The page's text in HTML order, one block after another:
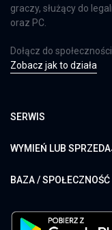
graczy, służący do
oraz PC.
Dołącz do
Zobacz jak to działa
SERWIS
WYMIEŃ LUB
BAZA / SPOŁECZNOŚĆ